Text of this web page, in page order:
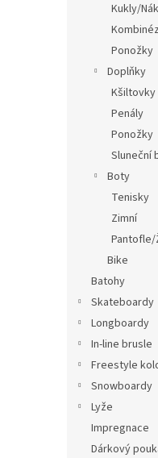
Kukly/
Ponožky
Doplňky
Kšiltovky
Penály
Ponožky
Sluneční
Boty
Tenisky
Zimní
Bike
Batohy
Skateboardy
Longboardy
In-line brusle
Freestyle
Snowboardy
Lyže
Impregnace
Dárkový